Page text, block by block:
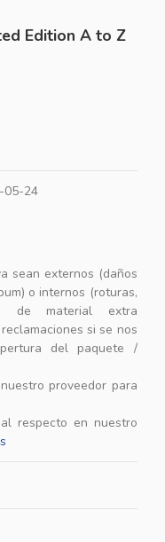
Edition A to Z
05-24
sean externos (daños
o internos (roturas,
de material extra
si se nos
del paquete /
proveedor para
respecto en nuestro